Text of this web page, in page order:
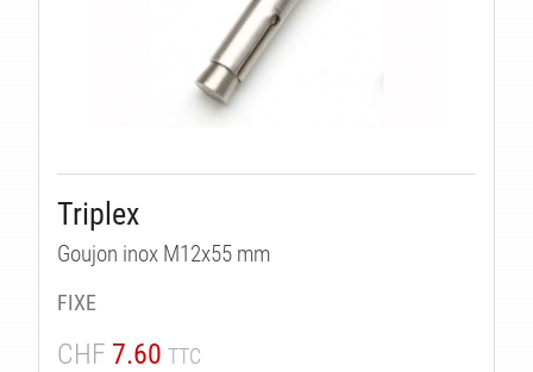
Triplex
Goujon inox M12x55 mm
FIXE
CHF 7.60 TTC